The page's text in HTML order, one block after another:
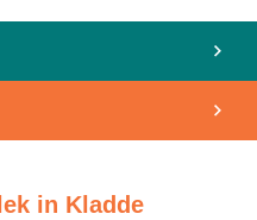
in Kladde